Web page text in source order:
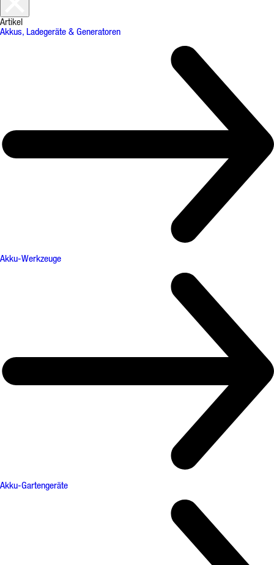
Artikel
Akkus, Ladegeräte & Generatoren
Akku-Werkzeuge
Akku-Gartengeräte